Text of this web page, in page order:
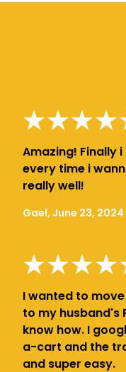
Amazing! Finally
every time i
really well!
Gael, June 23, 2024
I wanted to
to my husband's
know how. I
a-cart and the
and super easy.